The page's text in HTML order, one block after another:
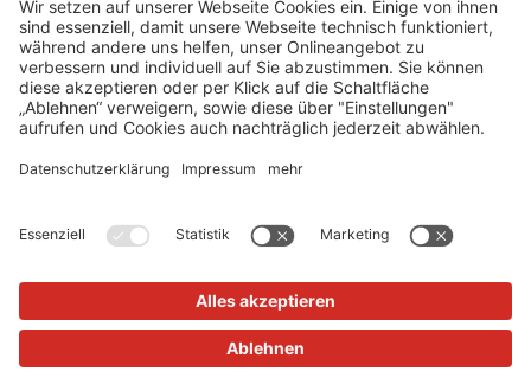
Cookie-Einstellungen Über uns
TIEMANN - Fachhändler werden
Versand und Zahlungsbedingungen
Datenschutz Impressum
Verkauf nur an Unternehmer, Gewerbetreibende, Freiberufler
Sinne des §13 BGB. Angebote freibleibend. Solange der Vorrat
Alle Preise in Euro zzgl. MwSt. und Versandkosten